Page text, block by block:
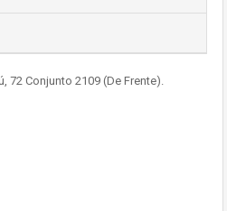
72 Conjunto 2109 (De Frente).